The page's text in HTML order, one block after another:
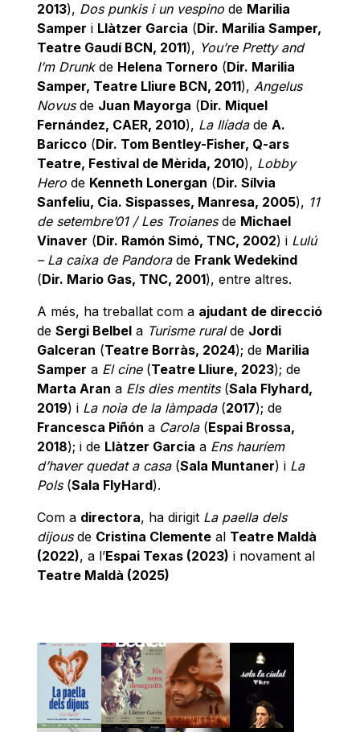
2013), Dos punkis i un vespino de Marilia
Samper i Llàtzer Garcia (Dir. Marilia Samper,
Teatre Gaudí BCN, 2011), You’re Pretty and
I’m Drunkde Helena Tornero (Dir. Marilia
Samper, Teatre Lliure BCN, 2011),Angelus
Novusde Juan Mayorga (Dir. Miquel
Fernández, CAER, 2010), La IlíadadeA.
Baricco (Dir. Tom Bentley-Fisher, Q-ars
Teatre, Festival de Mèrida, 2010), Lobby
Hero de Kenneth Lonergan (Dir. Sílvia
Sanfeliu, Cia. Sispasses, Manresa, 2005), 11
de setembre’01 / Les Troianesde Michael
Vinaver (Dir. Ramón Simó, TNC, 2002) i Lulú
– La caixa de Pandorade Frank Wedekind
(Dir. Mario Gas, TNC, 2001), entre altres.
A més, ha treballat com a ajudant de direcció
deSergi Belbel a Turisme ruralde Jordi
Galceran (Teatre Borràs, 2024); de Marilia
Samper a El cine(Teatre Lliure, 2023); de
Marta Aran a Els dies mentits(Sala Flyhard,
2019) i La noia de la làmpada(2017); de
Francesca Piñón a Carola(Espai Brossa,
2018); i de Llàtzer Garcia a Ens hauríem
d’haver quedat a casa(Sala Muntaner) i La
Pols(Sala FlyHard).
Com a directora, ha dirigit La paella dels
dijousde Cristina Clemente al Teatre Maldà
(2022), a l’Espai Texas (2023) i novament al
Teatre Maldà (2025)